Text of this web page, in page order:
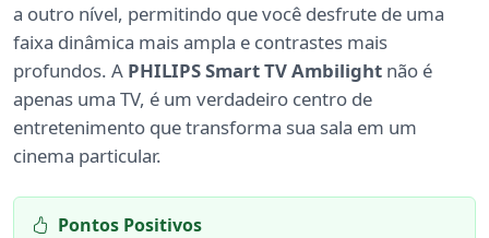
a outro nível, permitindo que você desfrute de uma
faixa dinâmica mais ampla e contrastes mais
profundos. A PHILIPS Smart TV Ambilight não é
apenas uma TV, é um verdadeiro centro de
entretenimento que transforma sua sala em um
cinema particular.
Pontos Positivos